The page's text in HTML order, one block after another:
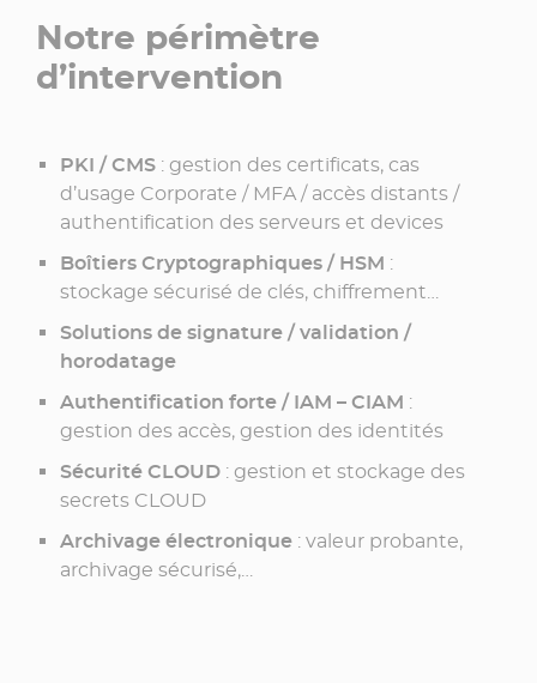
Notre périmètre
d’intervention
PKI / CMS : gestion des certificats, cas
d’usage Corporate / MFA / accès distants /
authentification des serveurs et devices
Boîtiers Cryptographiques / HSM :
stockage sécurisé de clés, chiffrement…
Solutions de signature / validation /
horodatage
Authentification forte / IAM – CIAM :
gestion des accès, gestion des identités
Sécurité CLOUD : gestion et stockage des
secrets CLOUD
Archivage électronique : valeur probante,
archivage sécurisé,…